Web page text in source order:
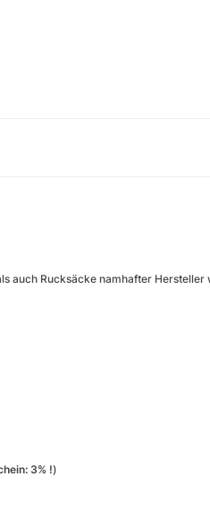
auch Rucksäcke namhafter Hersteller
3% !)